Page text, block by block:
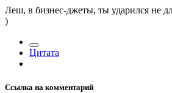
Леш, в бизнес-джеты, ты ударился не
)
Цитата
Ссылка на комментарий